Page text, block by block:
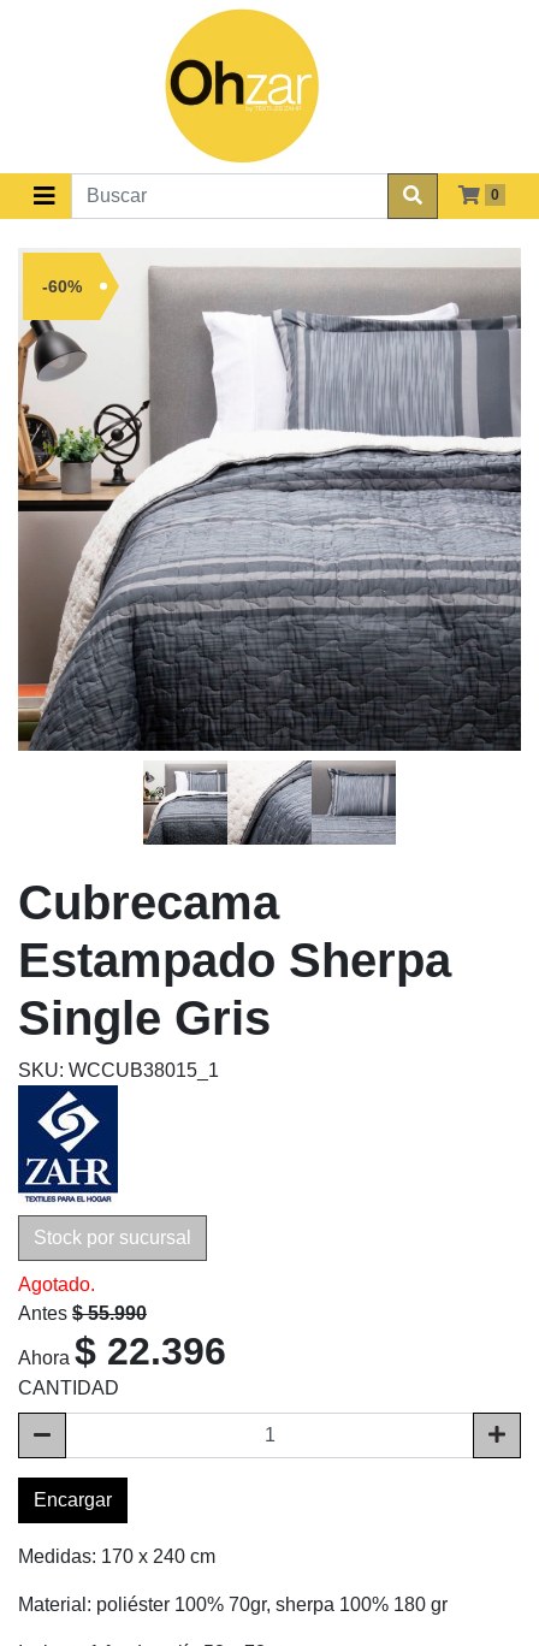
0
-60%
Cubrecama
Estampado Sherpa
Single Gris
SKU: WCCUB38015_1
Stock por sucursal
Agotado.
Antes $ 55.990
Ahora $ 22.396
CANTIDAD
Encargar
Medidas: 170 x 240 cm
Material: poliéster 100% 70gr, sherpa 100% 180 gr